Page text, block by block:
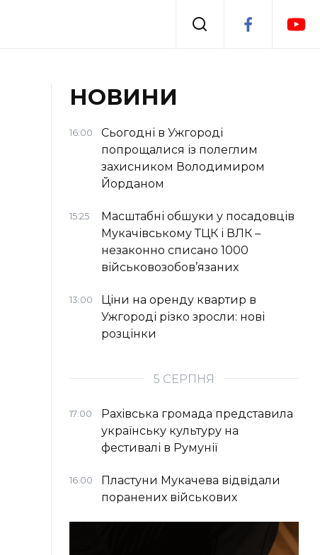
Події
НОВИНИ
16:00
Сьогодні в Ужгороді
попрощалися із полеглим
захисником Володимиром
Йорданом
15:25
Масштабні обшуки у посадовців
Мукачівському ТЦК і ВЛК –
незаконно списано 1000
військовозобов’язаних
13:00
Ціни на оренду квартир в
Ужгороді різко зросли: нові
розцінки
5 СЕРПНЯ
17:00
Рахівська громада представила
українську культуру на
фестивалі в Румунії
16:00
Пластуни Мукачева відвідали
поранених військових